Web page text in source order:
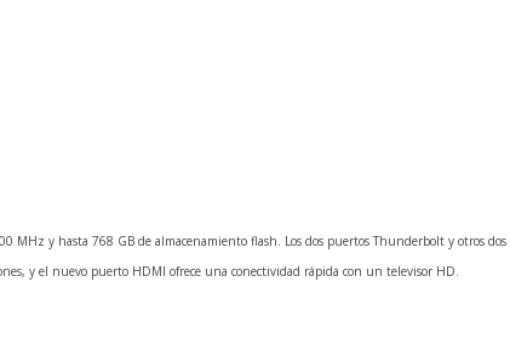
MHz y hasta 768 GB de almacenamiento flash. Los dos puertos Thunderbolt y otros dos
y el nuevo puerto HDMI ofrece una conectividad rápida con un televisor HD.